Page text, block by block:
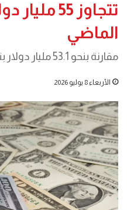
تتجاوز 55
الماضي
مقارنة بنحو 53.1 مليار دولار بنهاية مايو السابق
الأربعاء 8 يوليو 2026